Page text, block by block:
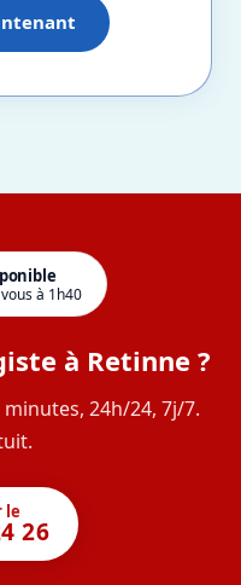
à 1h40
à Retinne ?
24h/24, 7j/7.
le
26